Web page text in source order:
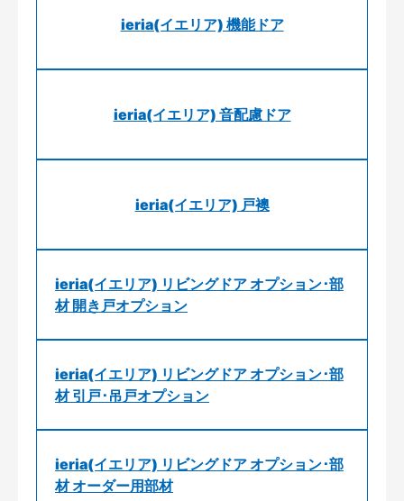
ieria(イエリア) 機能ドア
ieria(イエリア) 音配慮ドア
ieria(イエリア) 戸襖
ieria(イエリア) リビングドア オプション･部
材 開き戸オプション
ieria(イエリア) リビングドア オプション･部
材 引戸･吊戸オプション
ieria(イエリア) リビングドア オプション･部
材 オーダー用部材